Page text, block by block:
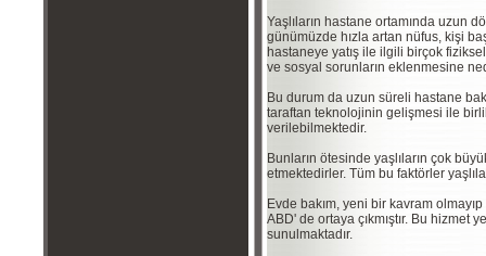
Yaşlıların hastane ortamında uzun
günümüzde hızla artan nüfus, kişi
hastaneye yatış ile ilgili birçok
ve sosyal sorunların eklenmesine
Bu durum da uzun süreli hastane
taraftan teknolojinin gelişmesi ile
verilebilmektedir.
Bunların ötesinde yaşlıların çok
etmektedirler. Tüm bu faktörler
Evde bakım, yeni bir kavram
ABD' de ortaya çıkmıştır. Bu hizmet
sunulmaktadır.